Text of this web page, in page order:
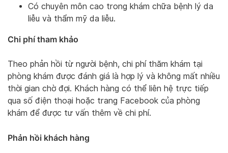
Có chuyên môn cao trong khám chữa bệnh lý da
liễu và thẩm mỹ da liễu.
Chi phí tham khảo
Theo phản hồi từ người bệnh, chi phí thăm khám tại
phòng khám được đánh giá là hợp lý và không mất nhiều
thời gian chờ đợi. Khách hàng có thể liên hệ trực tiếp
qua số điện thoại hoặc trang Facebook của phòng
khám để được tư vấn thêm về chi phí.
Phản hồi khách hàng